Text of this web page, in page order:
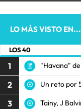
LO MÁS VISTO EN...
LOS 40
1 "Havana"
2 Un reto por
3 Tainy, J